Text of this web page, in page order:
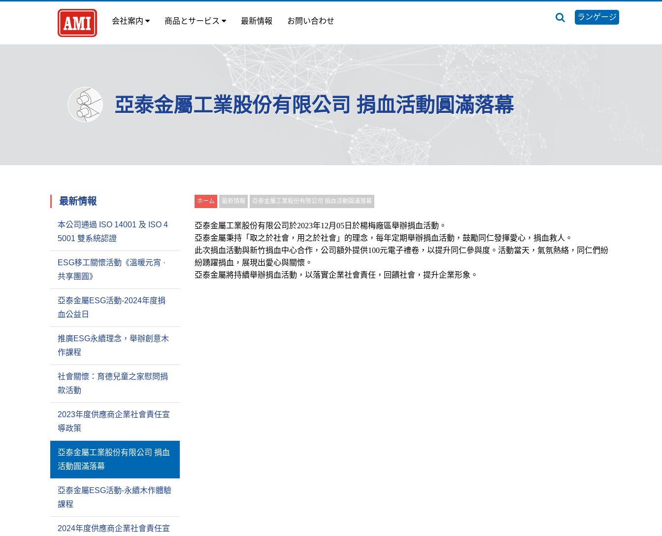
会社案内 商品とサービス 最新情報 お問い合わせ ランゲージ
亞泰金屬工業股份有限公司 捐血活動圓滿落幕
最新情報
本公司通過 ISO 14001 及 ISO 4
5001 雙系統認證
ESG移工關懷活動《溫暖元宵 ·
共享團圓》
亞泰金屬ESG活動-2024年度捐
血公益日
推廣ESG永續理念，舉辦創意木
作課程
社會關懷：育德兒童之家慰問捐
款活動
2023年度供應商企業社會責任宣
導政策
亞泰金屬工業股份有限公司 捐血
活動圓滿落幕
亞泰金屬ESG活動-永續木作體驗
課程
2024年度供應商企業社會責任宣
ホーム 最新情報 亞泰金屬工業股份有限公司 捐血活動圓滿落幕
亞泰金屬工業股份有限公司於2023年12月05日於楊梅廠區舉辦捐血活動。
亞泰金屬秉持「取之於社會，用之於社會」的理念，每年定期舉辦捐血活動，鼓勵同仁發揮愛心，捐血救人。
此次捐血活動與新竹捐血中心合作，公司額外提供100元電子禮卷，以提升同仁參與度。活動當天，氣氛熱絡，同仁們紛
紛踴躍捐血，展現出愛心與關懷。
亞泰金屬將持續舉辦捐血活動，以落實企業社會責任，回饋社會，提升企業形象。